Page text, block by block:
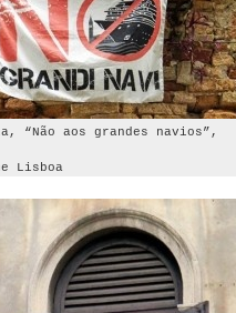
“Não aos grandes navios”,
Lisboa